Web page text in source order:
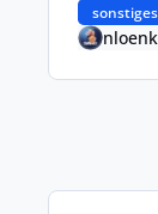
sonstiges